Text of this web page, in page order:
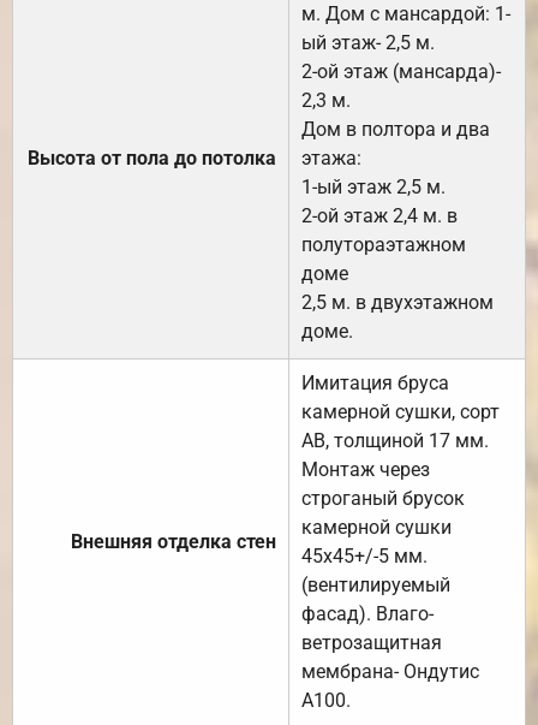
Высота от пола до потолка
м. Дом с мансардой: 1-
ый этаж- 2,5 м.
2-ой этаж (мансарда)-
2,3 м.
Дом в полтора и два
этажа:
1-ый этаж 2,5 м.
2-ой этаж 2,4 м. в
полутораэтажном
доме
2,5 м. в двухэтажном
доме.
Внешняя отделка стен
Имитация бруса
камерной сушки, сорт
АВ, толщиной 17 мм.
Монтаж через
строганый брусок
камерной сушки
45х45+/-5 мм.
(вентилируемый
фасад). Влаго-
ветрозащитная
мембрана- Ондутис
А100.